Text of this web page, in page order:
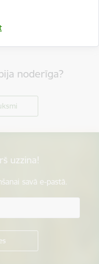
noderīga?
uzzina!
savā e-pastā.